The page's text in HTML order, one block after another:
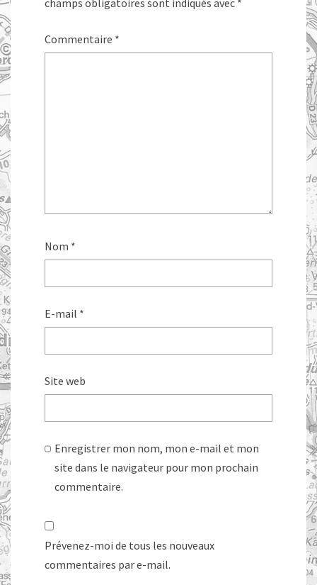
champs obligatoires sont indiqués avec *
Commentaire *
Nom *
E-mail *
Site web
Enregistrer mon nom, mon e-mail et mon
site dans le navigateur pour mon prochain
commentaire.
Prévenez-moi de tous les nouveaux
commentaires par e-mail.